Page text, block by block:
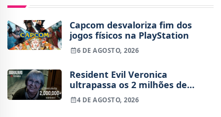
Capcom desvaloriza fim dos
jogos físicos na PlayStation
6 DE AGOSTO, 2026
Resident Evil Veronica
ultrapassa os 2 milhões de
wishlists
4 DE AGOSTO, 2026